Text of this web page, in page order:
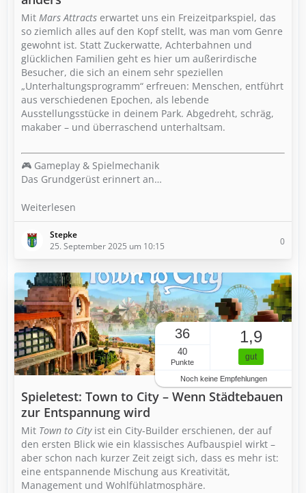
Mit Mars Attracts erwartet uns ein Freizeitparkspiel, das
so ziemlich alles auf den Kopf stellt, was man vom Genre
gewohnt ist. Statt Zuckerwatte, Achterbahnen und
glücklichen Familien geht es hier um außerirdische
Besucher, die sich an einem sehr speziellen
„Unterhaltungsprogramm“ erfreuen: Menschen, entführt
aus verschiedenen Epochen, als lebende
Ausstellungsstücke in deinem Park. Abgedreht, schräg,
makaber – und überraschend unterhaltsam.
🎮 Gameplay & Spielmechanik
Das Grundgerüst erinnert an…
Weiterlesen
Stepke
25. September 2025 um 10:15
0
36
40
Punkte
1,9
gut
Noch keine Empfehlungen
Spieletest: Town to City – Wenn Städtebauen
zur Entspannung wird
Mit Town to Cityist ein City-Builder erschienen, der auf
den ersten Blick wie ein klassisches Aufbauspiel wirkt –
aber schon nach kurzer Zeit zeigt sich, dass es mehr ist:
eine entspannende Mischung aus Kreativität,
Management und Wohlfühlatmosphäre.